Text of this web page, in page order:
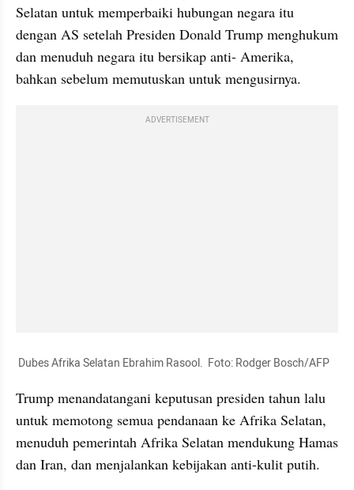
Selatan untuk memperbaiki hubungan negara itu
dengan AS setelah Presiden Donald Trump menghukum
dan menuduh negara itu bersikap anti- Amerika,
bahkan sebelum memutuskan untuk mengusirnya.
ADVERTISEMENT
Dubes Afrika Selatan Ebrahim Rasool.  Foto: Rodger Bosch/AFP
Trump menandatangani keputusan presiden tahun lalu
untuk memotong semua pendanaan ke Afrika Selatan,
menuduh pemerintah Afrika Selatan mendukung Hamas
dan Iran, dan menjalankan kebijakan anti-kulit putih.